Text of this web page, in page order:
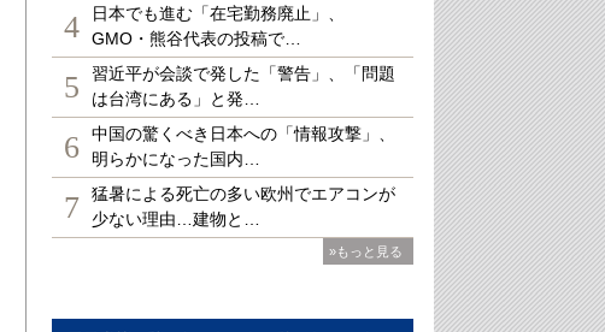
4
日本でも進む「在宅勤務廃止」、
GMO・熊谷代表の投稿で…
5
習近平が会談で発した「警告」、「問題
は台湾にある」と発…
6
中国の驚くべき日本への「情報攻撃」、
明らかになった国内…
7
猛暑による死亡の多い欧州でエアコンが
少ない理由…建物と…
»もっと見る